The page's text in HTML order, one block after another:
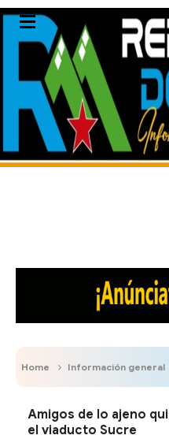
Home Información general
Amigos de lo ajeno
el viaducto Sucre